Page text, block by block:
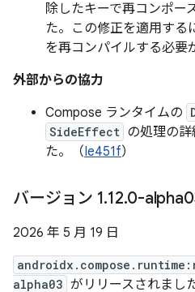
除したキーで再コンポー
た。この修正を適用する
を再コンパイルする必要
外部からの協力
Compose ランタイムの
SideEffect の処理の
た。（Ie451f）
バージョン 1.12.0-
2026 年 5 月 19 日
alpha03 がリリースされまし